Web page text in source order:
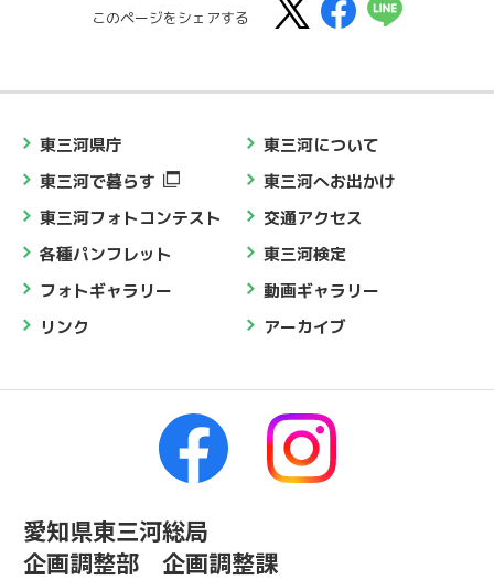
このページをシェアする
東三河県庁
東三河について
東三河で暮らす
東三河へお出かけ
東三河フォトコンテスト
交通アクセス
各種パンフレット
東三河検定
フォトギャラリー
動画ギャラリー
リンク
アーカイブ
愛知県東三河総局
企画調整部 企画調整課